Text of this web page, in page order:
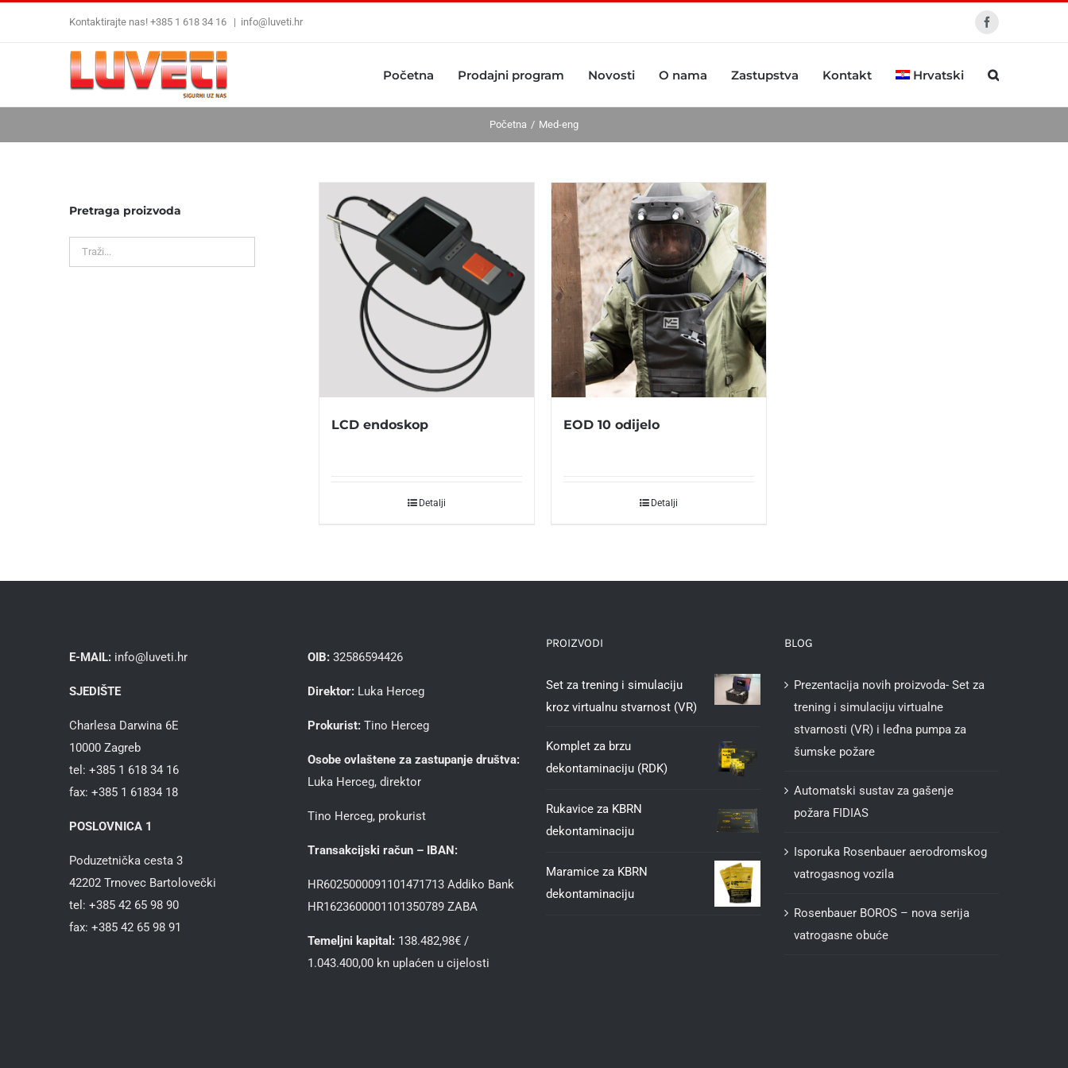
Kontaktirajte nas! +385 1 618 34 16 | info@luveti.hr Facebook
Početna Prodajni program Novosti O nama Zastupstva Kontakt Hrvatski
Početna Med-eng
LCD endoskop
Detalji
EOD 10 odijelo
Detalji
Pretraga proizvoda
E-MAIL: info@luveti.hr
SJEDIŠTE
Charlesa Darwina 6E
10000 Zagreb
tel: +385 1 618 34 16
fax: +385 1 61834 18
POSLOVNICA 1
Poduzetnička cesta 3
42202 Trnovec Bartolovečki
tel: +385 42 65 98 90
fax: +385 42 65 98 91
OIB: 32586594426
Direktor: Luka Herceg
Prokurist: Tino Herceg
Osobe ovlaštene za zastupanje društva:
Luka Herceg, direktor
Tino Herceg, prokurist
Transakcijski račun – IBAN:
HR6025000091101471713 Addiko Bank
HR1623600001101350789 ZABA
Temeljni kapital: 138.482,98€ /
1.043.400,00 kn uplaćen u cijelosti
PROIZVODI
Set za trening i simulaciju
kroz virtualnu stvarnost (VR)
Komplet za brzu
dekontaminaciju (RDK)
Rukavice za KBRN
dekontaminaciju
Maramice za KBRN
dekontaminaciju
BLOG
Prezentacija novih proizvoda- Set za
trening i simulaciju virtualne
stvarnosti (VR) i leđna pumpa za
šumske požare
Automatski sustav za gašenje
požara FIDIAS
Isporuka Rosenbauer aerodromskog
vatrogasnog vozila
Rosenbauer BOROS – nova serija
vatrogasne obuće